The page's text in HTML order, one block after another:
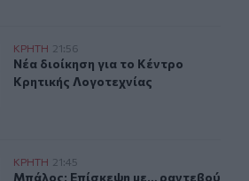
Κέντρο Κρητικής Λογοτεχνίας
ΚΡΗΤΗ 21:56
Νέα διοίκηση για το Κέντρο
Νέα διοίκηση για το Κέντρο
Κρητικής Λογοτεχνίας
ραντεβού - Τι σχεδιάζεται για
ΚΡΗΤΗ 21:45
Μπάλος: Επίσκεψη με… ραντεβού